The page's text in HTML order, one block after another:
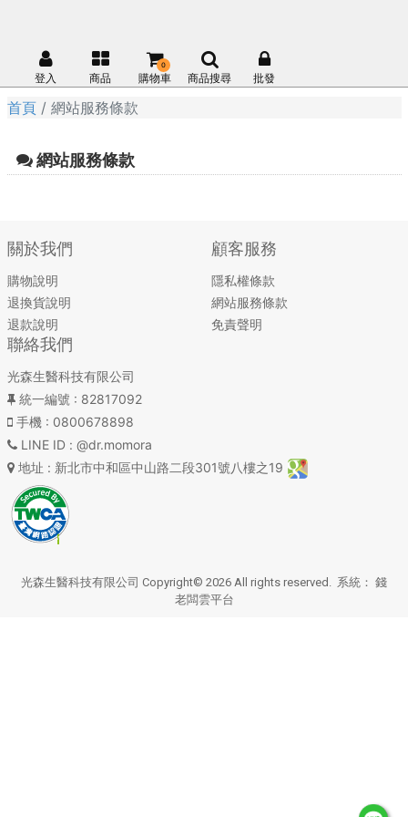
登入 商品 購物車
0
商品搜尋 批發
首頁 網站服務條款
網站服務條款
關於我們
購物說明
退換貨說明
退款說明
顧客服務
隱私權條款
網站服務條款
免責聲明
聯絡我們
光森生醫科技有限公司
統一編號 : 82817092
手機 : 0800678898
LINE ID : @dr.momora
地址 : 新北市中和區中山路二段301號八樓之19
光森生醫科技有限公司 Copyright© 2026 All rights reserved. 系統： 錢
老闆雲平台